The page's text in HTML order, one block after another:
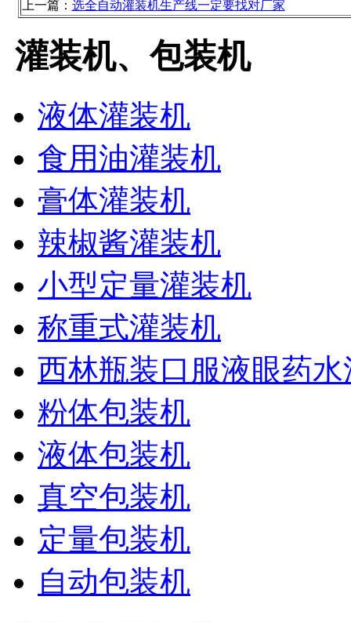
上一篇： 选全自动灌装机生产线一定要找对厂家
灌装机、包装机
液体灌装机
食用油灌装机
膏体灌装机
辣椒酱灌装机
小型定量灌装机
称重式灌装机
西林瓶装口服液眼药
粉体包装机
液体包装机
真空包装机
定量包装机
自动包装机